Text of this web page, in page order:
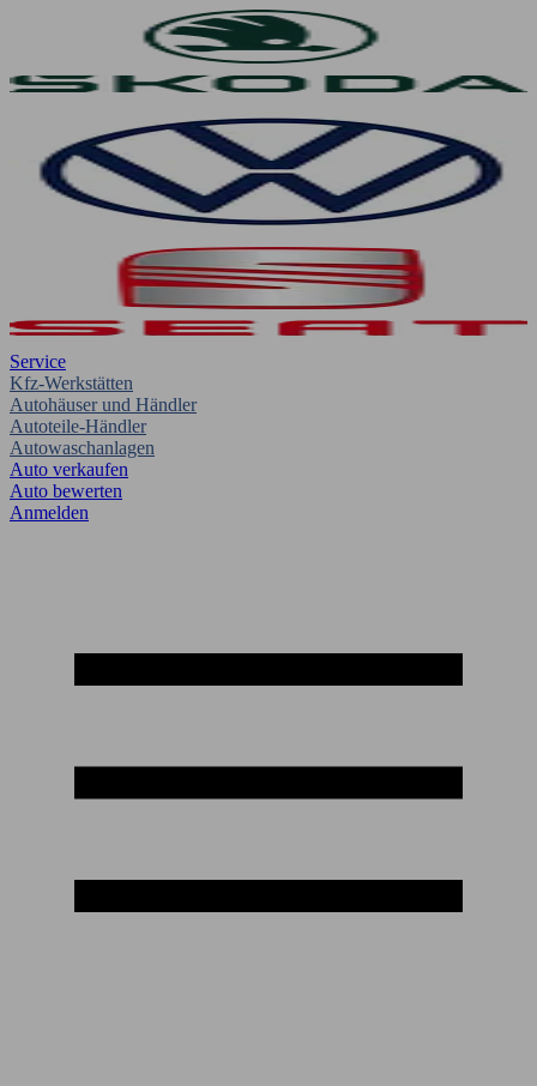
Service
Kfz-Werkstätten
Autohäuser und Händler
Autoteile-Händler
Autowaschanlagen
Auto verkaufen
Auto bewerten
Anmelden